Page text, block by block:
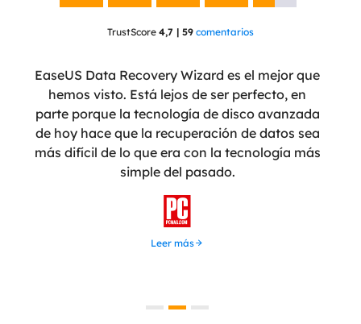
TrustScore 4,7 | 59 comentarios
EaseUS Data Recovery Wizard es el mejor que
hemos visto. Está lejos de ser perfecto, en
parte porque la tecnología de disco avanzada
de hoy hace que la recuperación de datos sea
más difícil de lo que era con la tecnología más
simple del pasado.

Leer más